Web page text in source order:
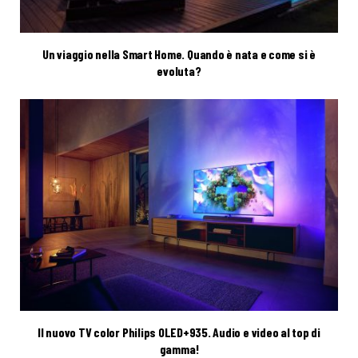
Un viaggio nella Smart Home. Quando è nata e come si è
evoluta?
Il nuovo TV color Philips OLED+935. Audio e video al top di
gamma!